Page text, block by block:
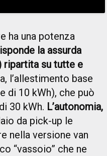
ha una potenza
la assurda
ripartita su tutte e
l’allestimento base
di 10 kWh), che può
30 kWh. L’autonomia,
da pick-up le
nella versione van
“vassoio” che ne